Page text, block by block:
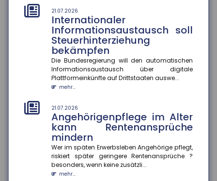
21.07.2026
Internationaler
Informationsaustausch soll
Steuerhinterziehung
bekämpfen
Die Bundesregierung will den automatischen
Informationsaustausch über digitale
Plattformeinkünfte auf Drittstaaten auswe...
mehr...
21.07.2026
Angehörigenpflege im Alter
kann Rentenansprüche
mindern
Wer im späten Erwerbsleben Angehörige pflegt,
riskiert später geringere Rentenansprüche ?
besonders, wenn keine zusätzli...
mehr...
Rettungshubschrauber-
Transport im Urlaub nicht
erstatten
Das Hessische Landessozialgericht hat entschieden,
dass eine gesetzliche Krankenkasse die Kosten für
einen Rettungshubsc...
mehr...
18.07.2026
Finanzkriminalität
Im Mittelpunkt des Aktionsplans zur Bekämpfung von
Steuer- und Finanzkriminalität stehen die bessere
Vernetzung von Ermi...
mehr...
18.07.2026
Gründer-Persönlichkeit